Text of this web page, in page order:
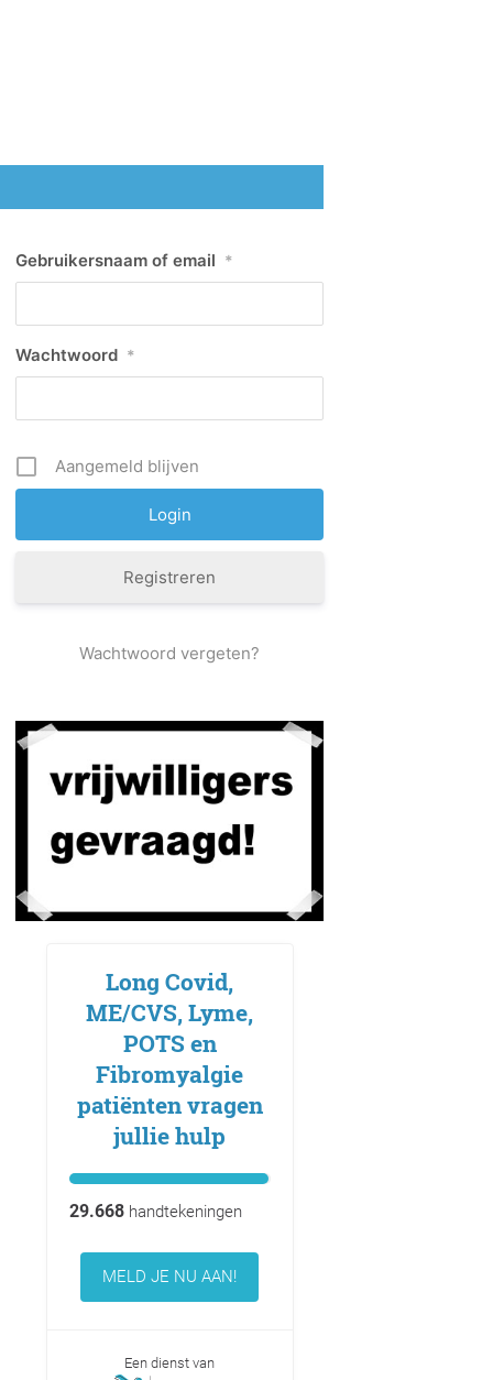
Gebruikersnaam of email *
Wachtwoord *
Aangemeld blijven
Registreren
Wachtwoord vergeten?
Long Covid,
ME/CVS, Lyme,
POTS en
Fibromyalgie
patiënten vragen
jullie hulp
29.668handtekeningen
MELD JE NU AAN!
Een dienst van